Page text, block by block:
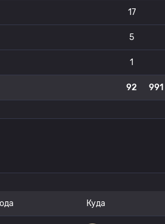
17
5
1
92 991
Куда